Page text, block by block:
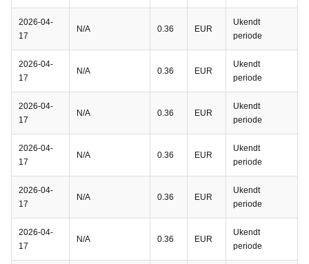
2026-04-
17
N/A 0.36 EUR
Ukendt
periode
2026-04-
17
N/A 0.36 EUR
Ukendt
periode
2026-04-
17
N/A 0.36 EUR
Ukendt
periode
2026-04-
17
N/A 0.36 EUR
Ukendt
periode
2026-04-
17
N/A 0.36 EUR
Ukendt
periode
2026-04-
17
N/A 0.36 EUR
Ukendt
periode